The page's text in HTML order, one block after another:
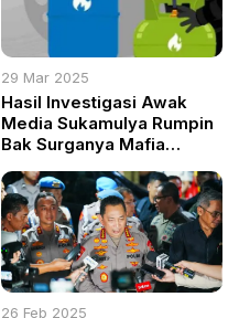
29 Mar 2025
Hasil Investigasi Awak
Media Sukamulya Rumpin
Bak Surganya Mafia
Ilegal
26 Feb 2025